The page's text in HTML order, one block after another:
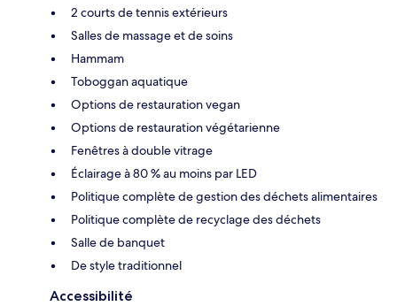
2 courts de tennis extérieurs
Salles de massage et de soins
Hammam
Toboggan aquatique
Options de restauration vegan
Options de restauration végétarienne
Fenêtres à double vitrage
Éclairage à 80 % au moins par LED
Politique complète de gestion des déchets alimentaires
Politique complète de recyclage des déchets
Salle de banquet
De style traditionnel
Accessibilité